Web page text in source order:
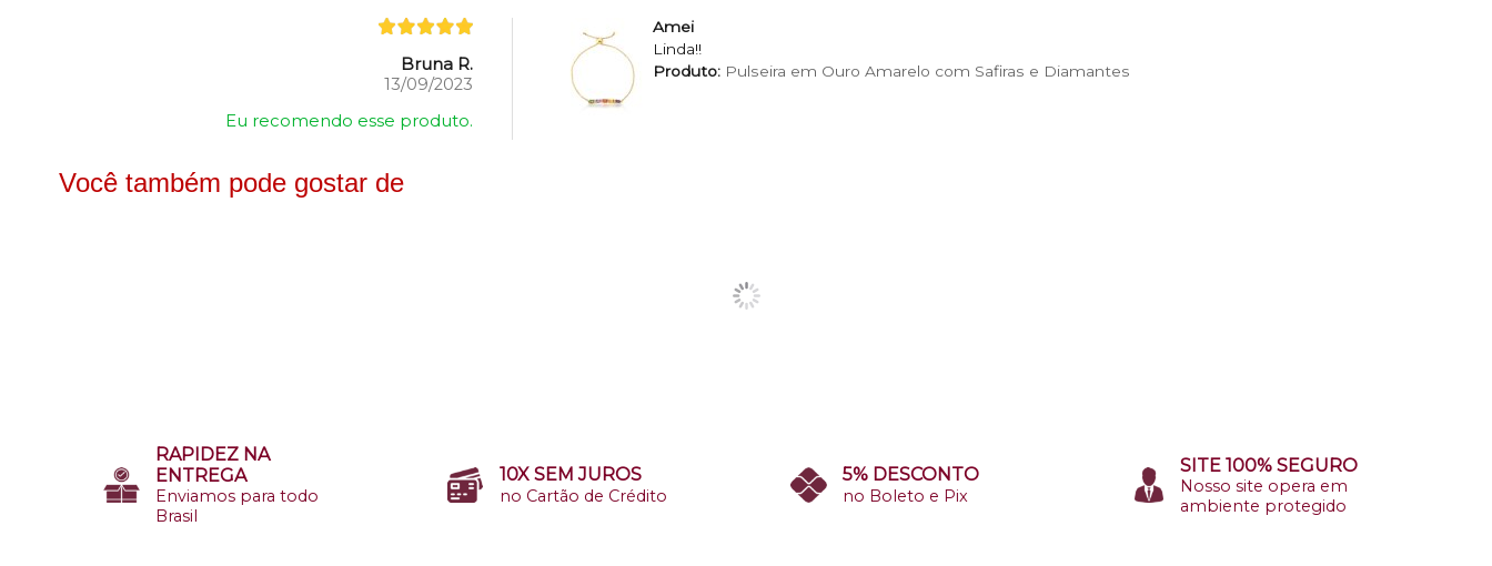
Bruna R.
13/09/2023
Eu recomendo esse produto.
Amei
Linda!!
Produto:Pulseira em Ouro Amarelo com Safiras e Diamantes
Você também pode gostar de
RAPIDEZ NA
ENTREGA
Enviamos para todo
Brasil
10X SEM JUROS
no Cartão de Crédito
5% DESCONTO
no Boleto e Pix
SITE 100% SEGURO
Nosso site opera em
ambiente protegido